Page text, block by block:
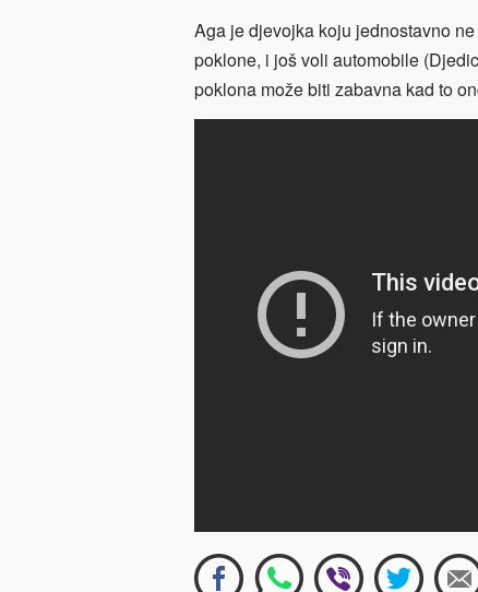
Aga je djevojka koju jednostavno
poklone, i još voli automobile
poklona može biti zabavna kad to